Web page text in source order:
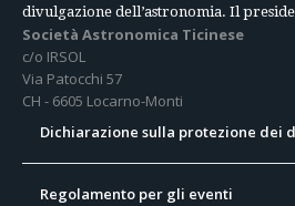
divulgazione dell’astronomia. Il
Società Astronomica Ticinese
c/o IRSOL
Via Patocchi 57
CH - 6605 Locarno-Monti
Dichiarazione sulla protezione dei
Regolamento per gli eventi